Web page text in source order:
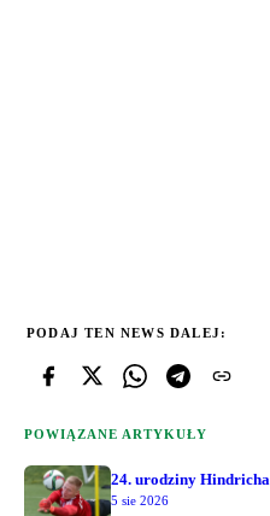
PODAJ TEN NEWS DALEJ:
POWIĄZANE ARTYKUŁY
24. urodziny Hindricha
5 sie 2026